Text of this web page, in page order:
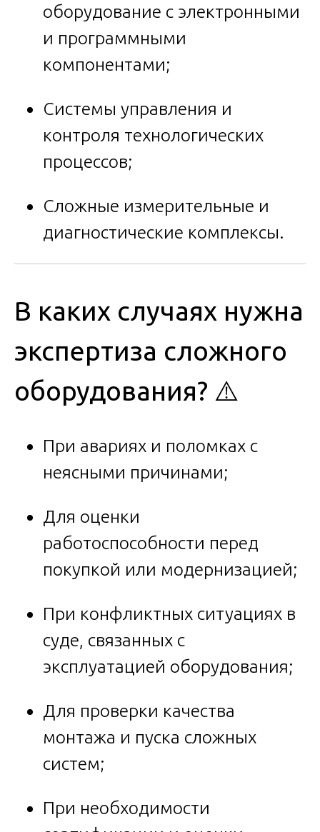
оборудование с электронными
и программными
компонентами;
Системы управления и
контроля технологических
процессов;
Сложные измерительные и
диагностические комплексы.
В каких случаях нужна
экспертиза сложного
оборудования? ⚠️
При авариях и поломках с
неясными причинами;
Для оценки
работоспособности перед
покупкой или модернизацией;
При конфликтных ситуациях в
суде, связанных с
эксплуатацией оборудования;
Для проверки качества
монтажа и пуска сложных
систем;
При необходимости